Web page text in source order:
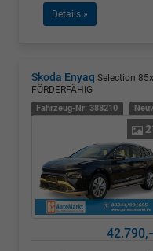
Details »
Skoda Enyaq Selection
FÖRDERFÄHIG
Fahrzeug-Nr: 388210